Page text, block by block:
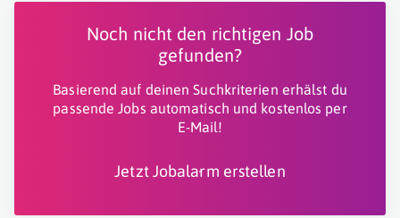
Noch nicht den richtigen Job
gefunden?
Basierend auf deinen Suchkriterien erhälst du
passende Jobs automatisch und kostenlos per
E-Mail!
Jetzt Jobalarm erstellen